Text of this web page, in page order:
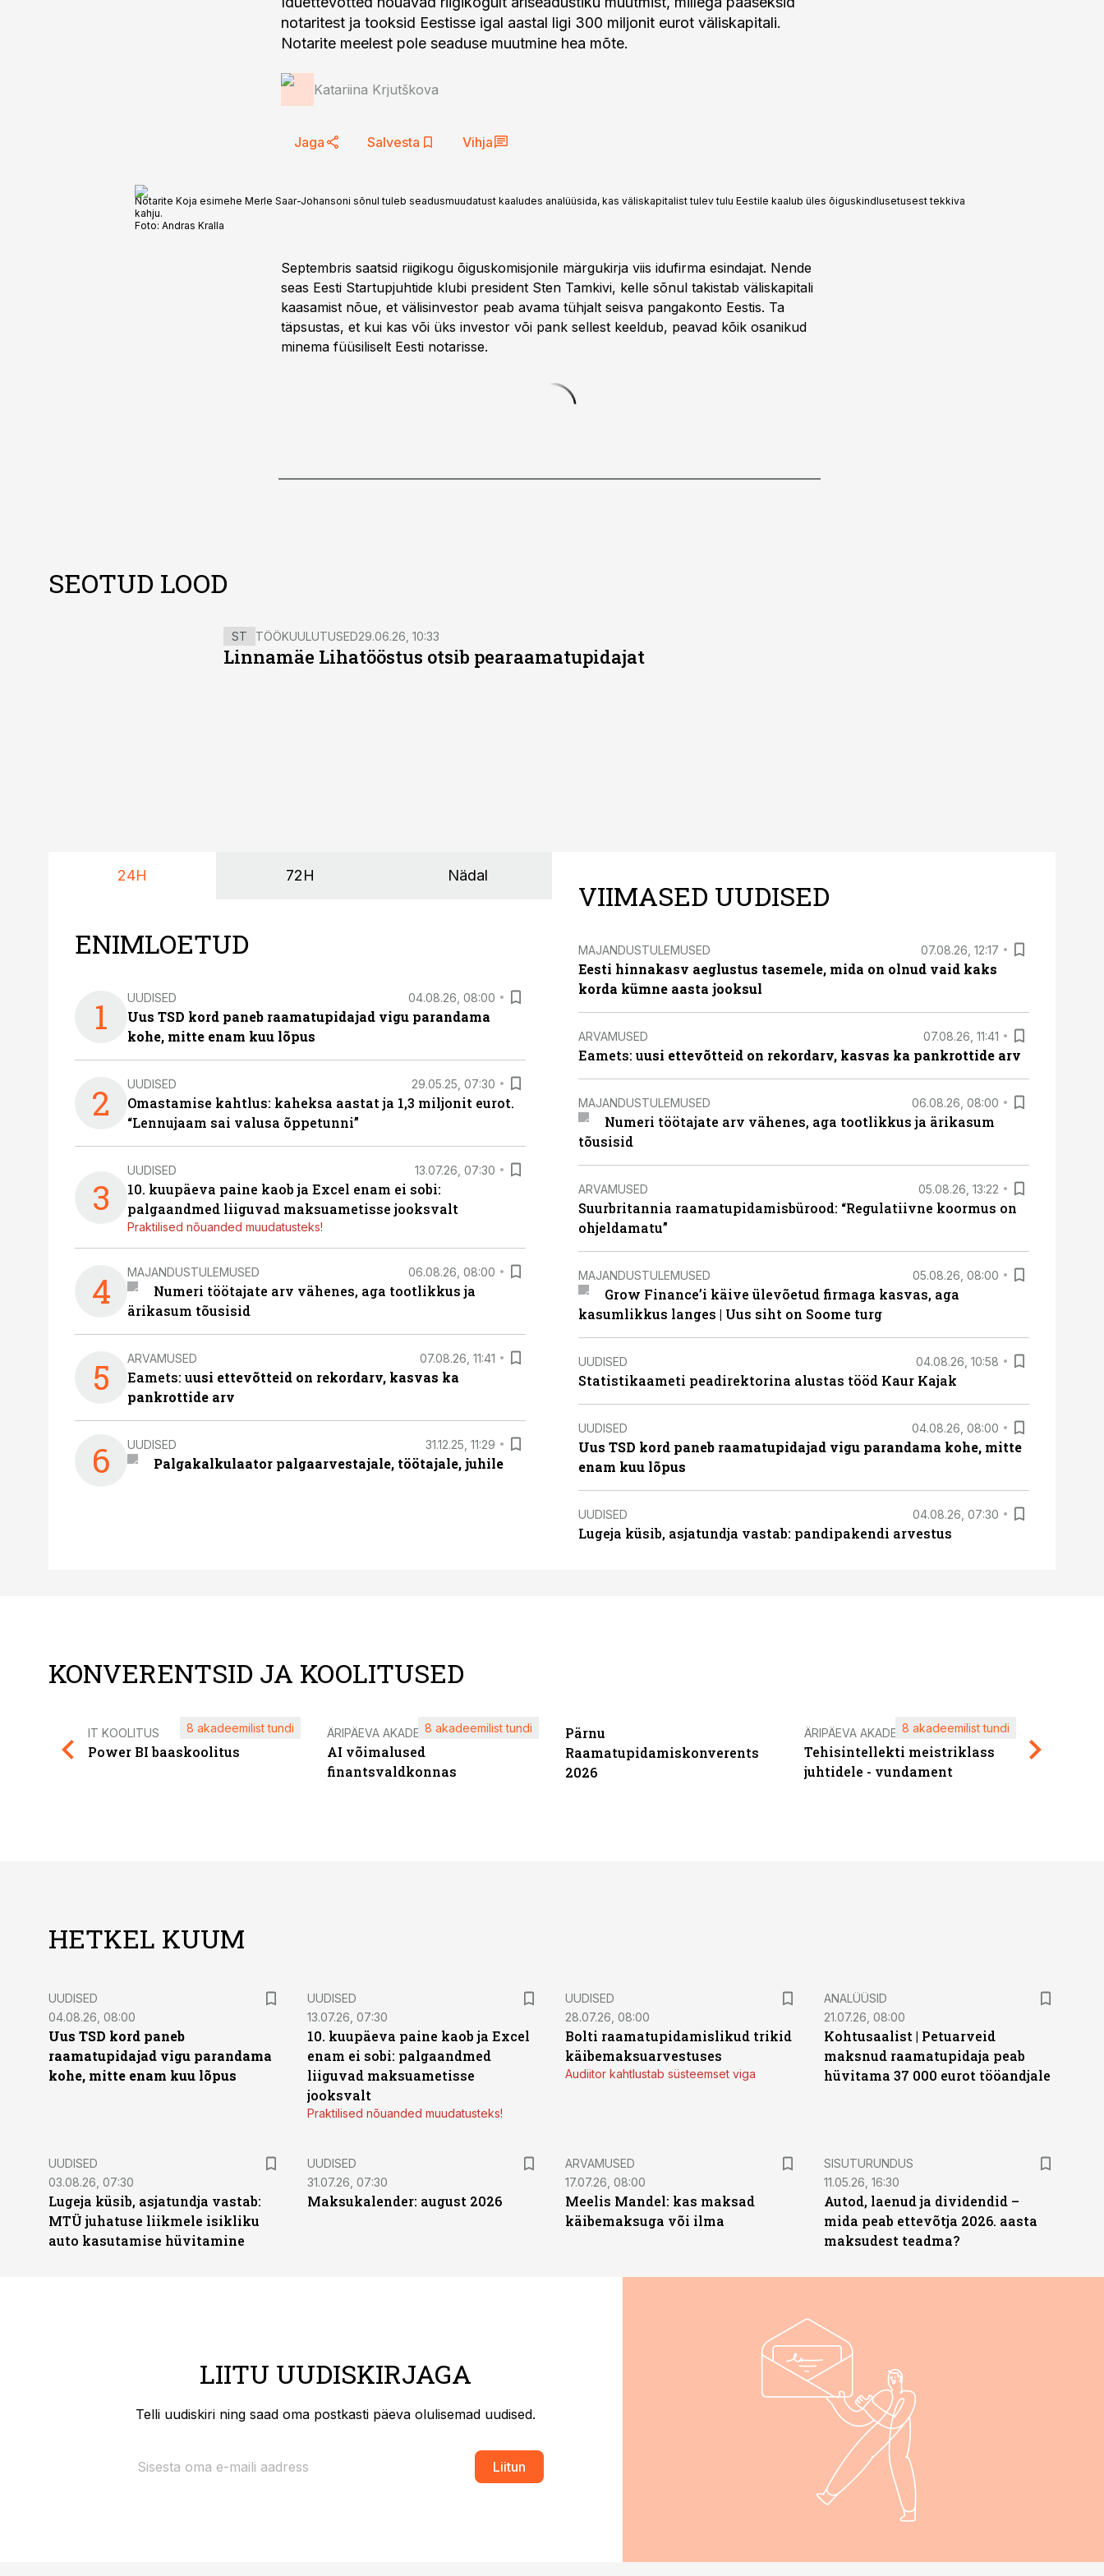
notaritest ja tooksid Eestisse igal aastal ligi 300 miljonit eurot väliskapitali.
Notarite meelest pole seaduse muutmine hea mõte.
Katariina Krjutškova
Jaga Salvesta Vihja
Notarite Koja esimehe Merle Saar-Johansoni sõnul tuleb seadusmuudatust kaaludes analüüsida, kas väliskapitalist tulev tulu Eestile kaalub üles õiguskindlusetusest tekkiva
kahju.
Foto: Andras Kralla
Septembris saatsid riigikogu õiguskomisjonile märgukirja viis idufirma esindajat. Nende
seas Eesti Startupjuhtide klubi president Sten Tamkivi, kelle sõnul takistab väliskapitali
kaasamist nõue, et välisinvestor peab avama tühjalt seisva pangakonto Eestis. Ta
täpsustas, et kui kas või üks investor või pank sellest keeldub, peavad kõik osanikud
minema füüsiliselt Eesti notarisse.
SEOTUD LOOD
ST TÖÖKUULUTUSED29.06.26, 10:33
Linnamäe Lihatööstus otsib pearaamatupidajat
24H 72H Nädal
ENIMLOETUD
1 UUDISED 04.08.26, 08:00
Uus TSD kord paneb raamatupidajad vigu parandama
kohe, mitte enam kuu lõpus
2 UUDISED 29.05.25, 07:30
Omastamise kahtlus: kaheksa aastat ja 1,3 miljonit eurot.
“Lennujaam sai valusa õppetunni”
3
UUDISED 13.07.26, 07:30
10. kuupäeva paine kaob ja Excel enam ei sobi:
palgaandmed liiguvad maksuametisse jooksvalt
Praktilised nõuanded muudatusteks!
4 MAJANDUSTULEMUSED 06.08.26, 08:00
Numeri töötajate arv vähenes, aga tootlikkus ja
ärikasum tõusisid
5 ARVAMUSED 07.08.26, 11:41
Eamets: uusi ettevõtteid on rekordarv, kasvas ka
pankrottide arv
6 UUDISED 31.12.25, 11:29
Palgakalkulaator palgaarvestajale, töötajale, juhile
VIIMASED UUDISED
MAJANDUSTULEMUSED 07.08.26, 12:17
Eesti hinnakasv aeglustus tasemele, mida on olnud vaid kaks
korda kümne aasta jooksul
ARVAMUSED 07.08.26, 11:41
Eamets: uusi ettevõtteid on rekordarv, kasvas ka pankrottide arv
MAJANDUSTULEMUSED 06.08.26, 08:00
Numeri töötajate arv vähenes, aga tootlikkus ja ärikasum
tõusisid
ARVAMUSED 05.08.26, 13:22
Suurbritannia raamatupidamisbürood: “Regulatiivne koormus on
ohjeldamatu”
MAJANDUSTULEMUSED 05.08.26, 08:00
Grow Finance’i käive ülevõetud firmaga kasvas, aga
kasumlikkus langes | Uus siht on Soome turg
UUDISED 04.08.26, 10:58
Statistikaameti peadirektorina alustas tööd Kaur Kajak
UUDISED 04.08.26, 08:00
Uus TSD kord paneb raamatupidajad vigu parandama kohe, mitte
enam kuu lõpus
UUDISED 04.08.26, 07:30
Lugeja küsib, asjatundja vastab: pandipakendi arvestus
KONVERENTSID JA KOOLITUSED
IT KOOLITUS
Power BI baaskoolitus
8 akadeemilist tundi ÄRIPÄEVA AKADEEMIA
AI võimalused
finantsvaldkonnas
8 akadeemilist tundi
Pärnu
Raamatupidamiskonverents
2026
ÄRIPÄEVA AKADEEMIA
Tehisintellekti meistriklass
juhtidele - vundament
8 akadeemilist tundi
HETKEL KUUM
UUDISED
04.08.26, 08:00
Uus TSD kord paneb
raamatupidajad vigu parandama
kohe, mitte enam kuu lõpus
UUDISED
13.07.26, 07:30
10. kuupäeva paine kaob ja Excel
enam ei sobi: palgaandmed
liiguvad maksuametisse
jooksvalt
Praktilised nõuanded muudatusteks!
UUDISED
28.07.26, 08:00
Bolti raamatupidamislikud trikid
käibemaksuarvestuses
Audiitor kahtlustab süsteemset viga
ANALÜÜSID
21.07.26, 08:00
Kohtusaalist | Petuarveid
maksnud raamatupidaja peab
hüvitama 37 000 eurot tööandjale
UUDISED
03.08.26, 07:30
Lugeja küsib, asjatundja vastab:
MTÜ juhatuse liikmele isikliku
auto kasutamise hüvitamine
UUDISED
31.07.26, 07:30
Maksukalender: august 2026
ARVAMUSED
17.07.26, 08:00
Meelis Mandel: kas maksad
käibemaksuga või ilma
ST
SISUTURUNDUS
11.05.26, 16:30
Autod, laenud ja dividendid –
mida peab ettevõtja 2026. aasta
maksudest teadma?
LIITU UUDISKIRJAGA
Telli uudiskiri ning saad oma postkasti päeva olulisemad uudised.
Liitun